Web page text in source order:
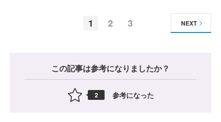
1 2 3 NEXT
この記事は参考になりましたか？
2 参考になった